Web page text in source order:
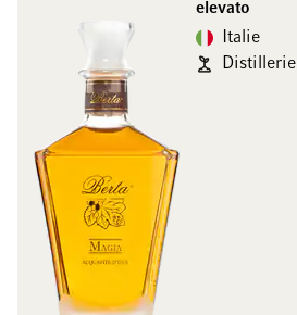
elevato
Italie